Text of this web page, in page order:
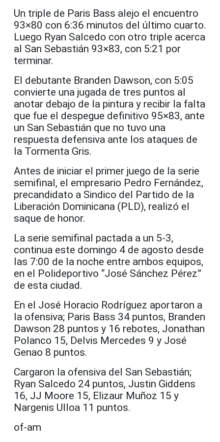
Un triple de Paris Bass alejo el encuentro
93×80 con 6:36 minutos del último cuarto.
Luego Ryan Salcedo con otro triple acerca
al San Sebastián 93×83, con 5:21 por
terminar.
El debutante Branden Dawson, con 5:05
convierte una jugada de tres puntos al
anotar debajo de la pintura y recibir la falta
que fue el despegue definitivo 95×83, ante
un San Sebastián que no tuvo una
respuesta defensiva ante los ataques de
la Tormenta Gris.
Antes de iniciar el primer juego de la serie
semifinal, el empresario Pedro Fernández,
precandidato a Sindico del Partido de la
Liberación Dominicana (PLD), realizó el
saque de honor.
La serie semifinal pactada a un 5-3,
continua este domingo 4 de agosto desde
las 7:00 de la noche entre ambos equipos,
en el Polideportivo “José Sánchez Pérez”
de esta ciudad.
En el José Horacio Rodríguez aportaron a
la ofensiva; Paris Bass 34 puntos, Branden
Dawson 28 puntos y 16 rebotes, Jonathan
Polanco 15, Delvis Mercedes 9 y José
Genao 8 puntos.
Cargaron la ofensiva del San Sebastián;
Ryan Salcedo 24 puntos, Justin Giddens
16, JJ Moore 15, Elizaur Muñoz 15 y
Nargenis Ulloa 11 puntos.
of-am